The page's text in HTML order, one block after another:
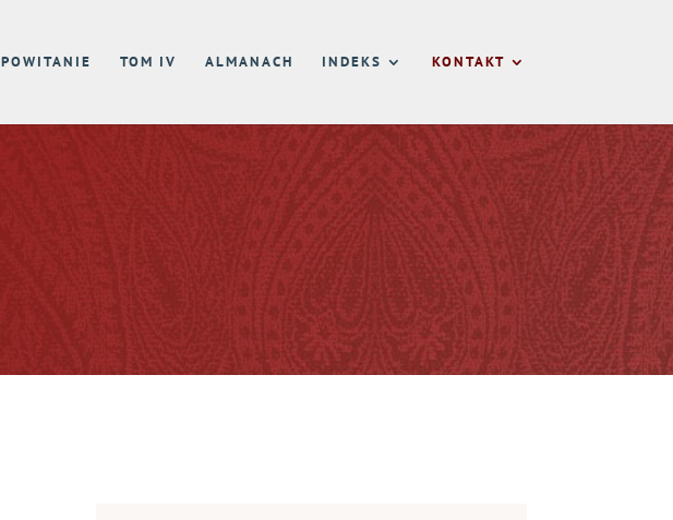
POWITANIE TOM IV ALMANACH INDEKS KONTAKT